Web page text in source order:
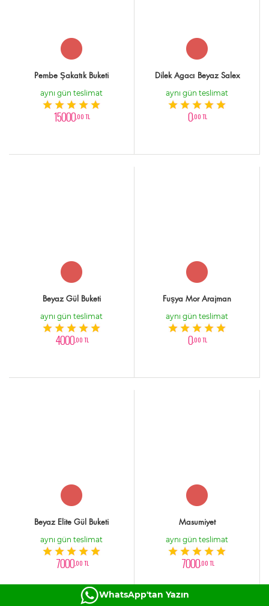
Pembe Şakatık Buketi
aynı gün teslimat
15000,00 TL
Dilek Agacı Beyaz Salex
aynı gün teslimat
0,00 TL
Beyaz Gül Buketi
aynı gün teslimat
4000,00 TL
Fuşya Mor Arajman
aynı gün teslimat
0,00 TL
Beyaz Elite Gül Buketi
aynı gün teslimat
7000,00 TL
Masumiyet
aynı gün teslimat
7000,00 TL
WhatsApp'tan Yazın